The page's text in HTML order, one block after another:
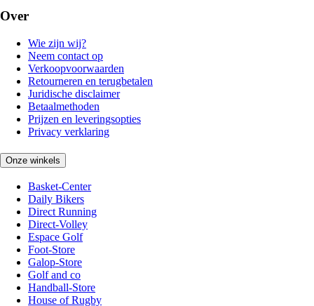
Over
Wie zijn wij?
Neem contact op
Verkoopvoorwaarden
Retourneren en terugbetalen
Juridische disclaimer
Betaalmethoden
Prijzen en leveringsopties
Privacy verklaring
Onze winkels
Basket-Center
Daily Bikers
Direct Running
Direct-Volley
Espace Golf
Foot-Store
Galop-Store
Golf and co
Handball-Store
House of Rugby